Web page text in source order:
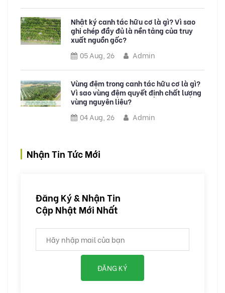
Nhật ký canh tác hữu cơ là gì? Vì sao
ghi chép đầy đủ là nền tảng của truy
xuất nguồn gốc?
05 Aug, 26
Admin
Vùng đệm trong canh tác hữu cơ là gì?
Vì sao vùng đệm quyết định chất lượng
vùng nguyên liệu?
04 Aug, 26
Admin
Nhận Tin Tức Mới
Đăng Ký & Nhận Tin
Cập Nhật Mới Nhất
ĐĂNG KÝ